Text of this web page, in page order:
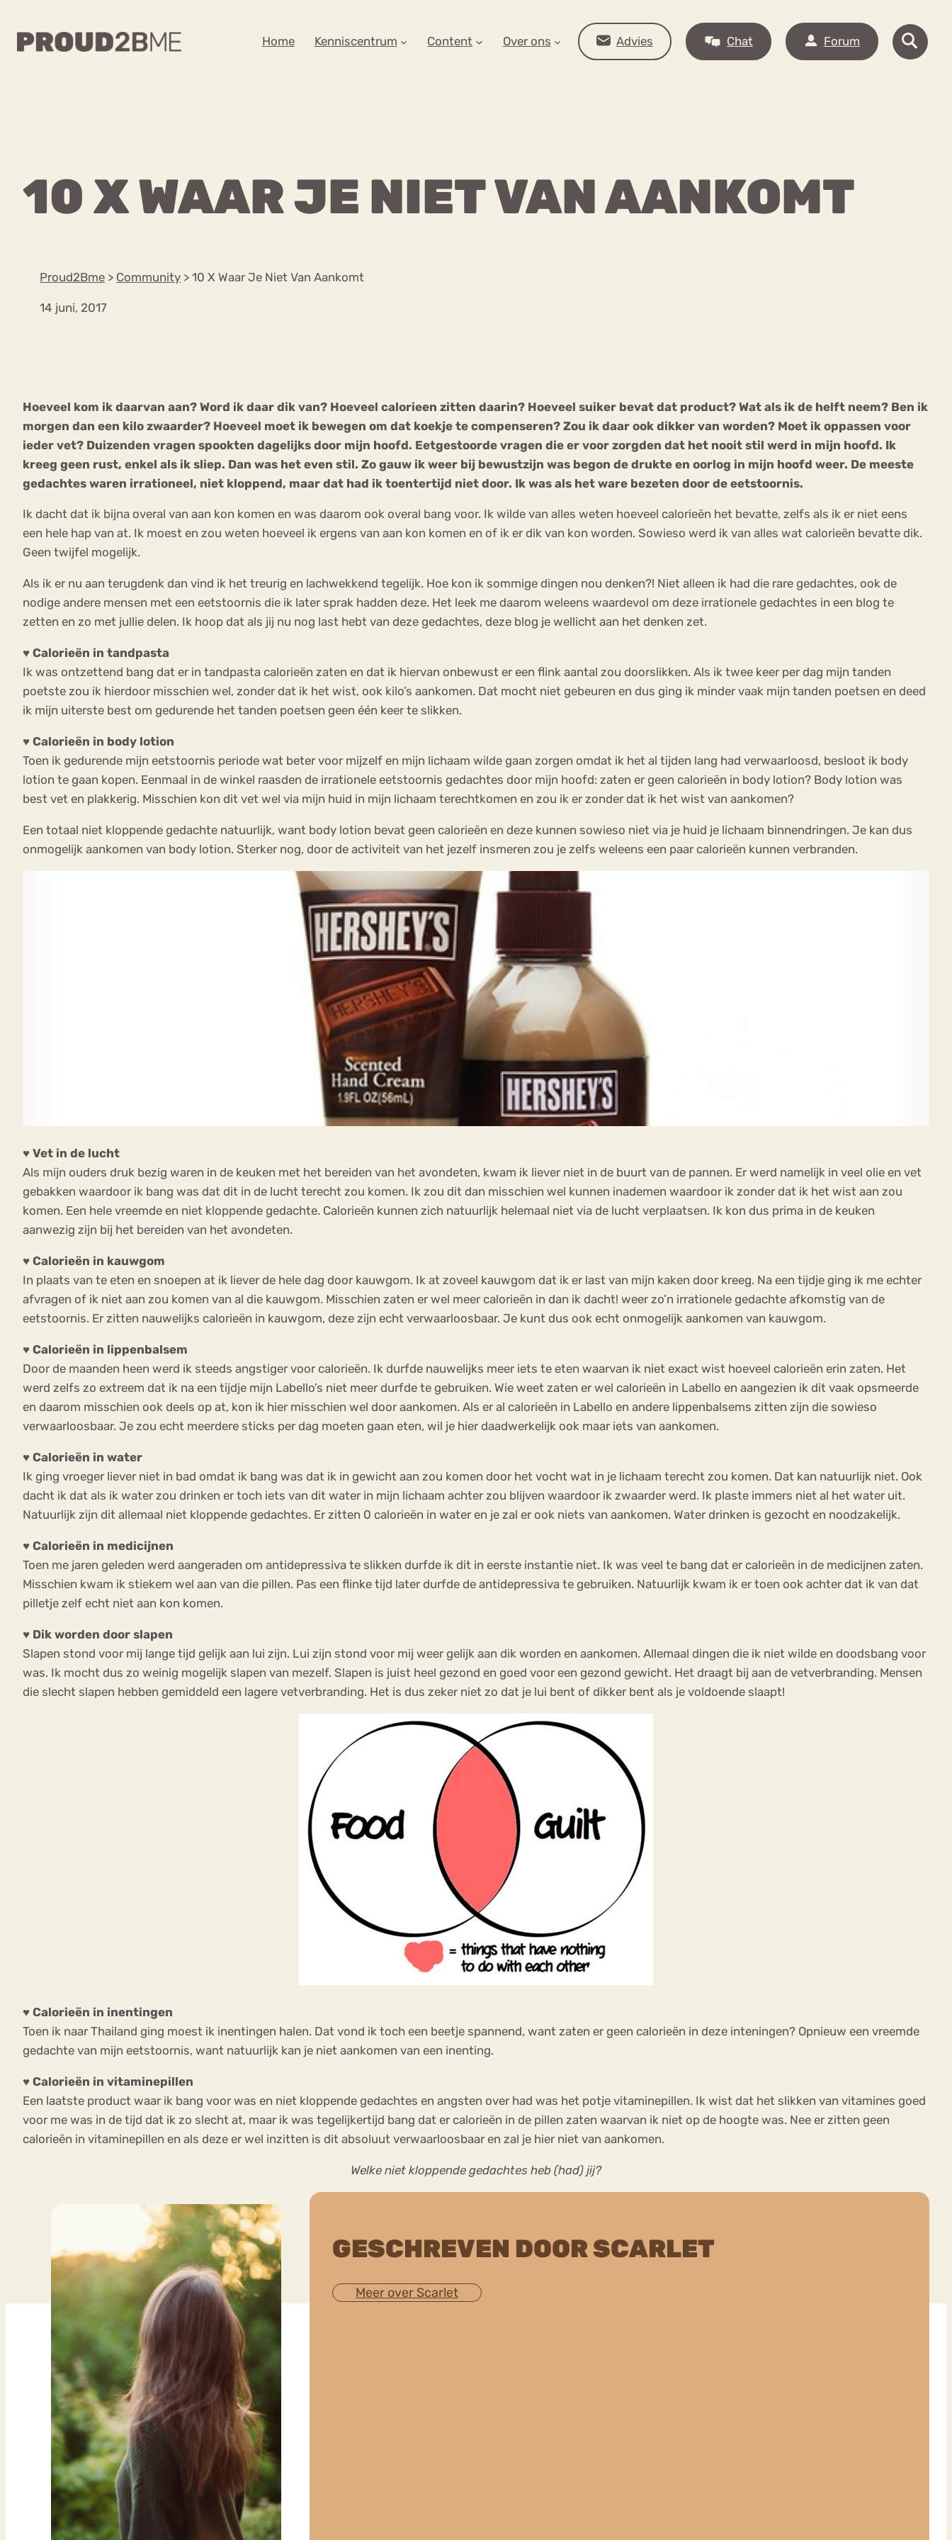
naar
Home Kenniscentrum Content Over ons Advies Chat Forum
10 X WAAR JE NIET VAN AANKOMT
Proud2Bme > Community > 10 X Waar Je Niet Van Aankomt
14 juni, 2017
Hoeveel kom ik daarvan aan? Word ik daar dik van? Hoeveel calorieen zitten daarin? Hoeveel suiker bevat dat product? Wat als ik de helft neem? Ben ik
morgen dan een kilo zwaarder? Hoeveel moet ik bewegen om dat koekje te compenseren? Zou ik daar ook dikker van worden? Moet ik oppassen voor
ieder vet? Duizenden vragen spookten dagelijks door mijn hoofd. Eetgestoorde vragen die er voor zorgden dat het nooit stil werd in mijn hoofd. Ik
kreeg geen rust, enkel als ik sliep. Dan was het even stil. Zo gauw ik weer bij bewustzijn was begon de drukte en oorlog in mijn hoofd weer. De meeste
gedachtes waren irrationeel, niet kloppend, maar dat had ik toentertijd niet door. Ik was als het ware bezeten door de eetstoornis.
Ik dacht dat ik bijna overal van aan kon komen en was daarom ook overal bang voor. Ik wilde van alles weten hoeveel calorieën het bevatte, zelfs als ik er niet eens
een hele hap van at. Ik moest en zou weten hoeveel ik ergens van aan kon komen en of ik er dik van kon worden. Sowieso werd ik van alles wat calorieën bevatte dik.
Geen twijfel mogelijk.
Als ik er nu aan terugdenk dan vind ik het treurig en lachwekkend tegelijk. Hoe kon ik sommige dingen nou denken?! Niet alleen ik had die rare gedachtes, ook de
nodige andere mensen met een eetstoornis die ik later sprak hadden deze. Het leek me daarom weleens waardevol om deze irrationele gedachtes in een blog te
zetten en zo met jullie delen. Ik hoop dat als jij nu nog last hebt van deze gedachtes, deze blog je wellicht aan het denken zet.
♥ Calorieën in tandpasta
Ik was ontzettend bang dat er in tandpasta calorieën zaten en dat ik hiervan onbewust er een flink aantal zou doorslikken. Als ik twee keer per dag mijn tanden
poetste zou ik hierdoor misschien wel, zonder dat ik het wist, ook kilo’s aankomen. Dat mocht niet gebeuren en dus ging ik minder vaak mijn tanden poetsen en deed
ik mijn uiterste best om gedurende het tanden poetsen geen één keer te slikken.
♥ Calorieën in body lotion
Toen ik gedurende mijn eetstoornis periode wat beter voor mijzelf en mijn lichaam wilde gaan zorgen omdat ik het al tijden lang had verwaarloosd, besloot ik body
lotion te gaan kopen. Eenmaal in de winkel raasden de irrationele eetstoornis gedachtes door mijn hoofd: zaten er geen calorieën in body lotion? Body lotion was
best vet en plakkerig. Misschien kon dit vet wel via mijn huid in mijn lichaam terechtkomen en zou ik er zonder dat ik het wist van aankomen?
Een totaal niet kloppende gedachte natuurlijk, want body lotion bevat geen calorieën en deze kunnen sowieso niet via je huid je lichaam binnendringen. Je kan dus
onmogelijk aankomen van body lotion. Sterker nog, door de activiteit van het jezelf insmeren zou je zelfs weleens een paar calorieën kunnen verbranden.
♥ Vet in de lucht
Als mijn ouders druk bezig waren in de keuken met het bereiden van het avondeten, kwam ik liever niet in de buurt van de pannen. Er werd namelijk in veel olie en vet
gebakken waardoor ik bang was dat dit in de lucht terecht zou komen. Ik zou dit dan misschien wel kunnen inademen waardoor ik zonder dat ik het wist aan zou
komen. Een hele vreemde en niet kloppende gedachte. Calorieën kunnen zich natuurlijk helemaal niet via de lucht verplaatsen. Ik kon dus prima in de keuken
aanwezig zijn bij het bereiden van het avondeten.
♥ Calorieën in kauwgom
In plaats van te eten en snoepen at ik liever de hele dag door kauwgom. Ik at zoveel kauwgom dat ik er last van mijn kaken door kreeg. Na een tijdje ging ik me echter
afvragen of ik niet aan zou komen van al die kauwgom. Misschien zaten er wel meer calorieën in dan ik dacht! weer zo’n irrationele gedachte afkomstig van de
eetstoornis. Er zitten nauwelijks calorieën in kauwgom, deze zijn echt verwaarloosbaar. Je kunt dus ook echt onmogelijk aankomen van kauwgom.
♥ Calorieën in lippenbalsem
Door de maanden heen werd ik steeds angstiger voor calorieën. Ik durfde nauwelijks meer iets te eten waarvan ik niet exact wist hoeveel calorieën erin zaten. Het
werd zelfs zo extreem dat ik na een tijdje mijn Labello’s niet meer durfde te gebruiken. Wie weet zaten er wel calorieën in Labello en aangezien ik dit vaak opsmeerde
en daarom misschien ook deels op at, kon ik hier misschien wel door aankomen. Als er al calorieën in Labello en andere lippenbalsems zitten zijn die sowieso
verwaarloosbaar. Je zou echt meerdere sticks per dag moeten gaan eten, wil je hier daadwerkelijk ook maar iets van aankomen.
♥ Calorieën in water
Ik ging vroeger liever niet in bad omdat ik bang was dat ik in gewicht aan zou komen door het vocht wat in je lichaam terecht zou komen. Dat kan natuurlijk niet. Ook
dacht ik dat als ik water zou drinken er toch iets van dit water in mijn lichaam achter zou blijven waardoor ik zwaarder werd. Ik plaste immers niet al het water uit.
Natuurlijk zijn dit allemaal niet kloppende gedachtes. Er zitten 0 calorieën in water en je zal er ook niets van aankomen. Water drinken is gezocht en noodzakelijk.
♥ Calorieën in medicijnen
Toen me jaren geleden werd aangeraden om antidepressiva te slikken durfde ik dit in eerste instantie niet. Ik was veel te bang dat er calorieën in de medicijnen zaten.
Misschien kwam ik stiekem wel aan van die pillen. Pas een flinke tijd later durfde de antidepressiva te gebruiken. Natuurlijk kwam ik er toen ook achter dat ik van dat
pilletje zelf echt niet aan kon komen.
♥ Dik worden door slapen
Slapen stond voor mij lange tijd gelijk aan lui zijn. Lui zijn stond voor mij weer gelijk aan dik worden en aankomen. Allemaal dingen die ik niet wilde en doodsbang voor
was. Ik mocht dus zo weinig mogelijk slapen van mezelf. Slapen is juist heel gezond en goed voor een gezond gewicht. Het draagt bij aan de vetverbranding. Mensen
die slecht slapen hebben gemiddeld een lagere vetverbranding. Het is dus zeker niet zo dat je lui bent of dikker bent als je voldoende slaapt!
♥ Calorieën in inentingen
Toen ik naar Thailand ging moest ik inentingen halen. Dat vond ik toch een beetje spannend, want zaten er geen calorieën in deze inteningen? Opnieuw een vreemde
gedachte van mijn eetstoornis, want natuurlijk kan je niet aankomen van een inenting.
♥ Calorieën in vitaminepillen
Een laatste product waar ik bang voor was en niet kloppende gedachtes en angsten over had was het potje vitaminepillen. Ik wist dat het slikken van vitamines goed
voor me was in de tijd dat ik zo slecht at, maar ik was tegelijkertijd bang dat er calorieën in de pillen zaten waarvan ik niet op de hoogte was. Nee er zitten geen
calorieën in vitaminepillen en als deze er wel inzitten is dit absoluut verwaarloosbaar en zal je hier niet van aankomen.
Welke niet kloppende gedachtes heb (had) jij?
GESCHREVEN DOOR SCARLET
Meer over Scarlet
Content
Over ons
WAAR BEN JE NAAR OP ZOEK?
Over proud2bme
Vacatures
Privacyverklaring
Boulimia Nervosa Eetstoornis Anorexia Nervosa Eetbuien Piekeren Sport
Trauma
Orthorexia
Afvallen Angst